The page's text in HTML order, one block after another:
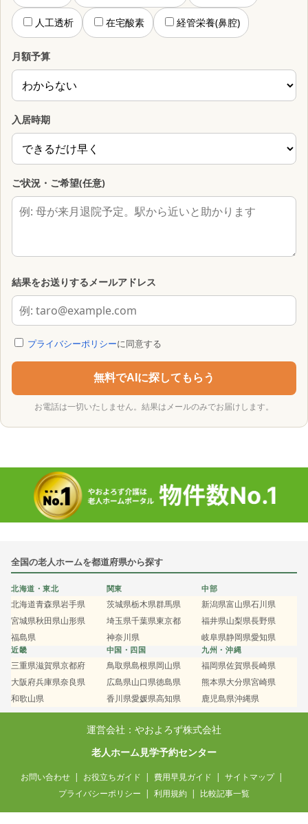
人工透析 在宅酸素 経管栄養(鼻腔)
月額予算
入居時期
ご状況・ご希望(任意)
結果をお送りするメールアドレス
プライバシーポリシーに同意する
無料でAIに探してもらう
お電話は一切いたしません。結果はメールのみでお届けします。
全国の老人ホームを都道府県から探す
北海道・東北
北海道青森県岩手県
宮城県秋田県山形県
福島県
関東
茨城県栃木県群馬県
埼玉県千葉県東京都
神奈川県
中部
新潟県富山県石川県
福井県山梨県長野県
岐阜県静岡県愛知県
近畿
三重県滋賀県京都府
大阪府兵庫県奈良県
和歌山県
中国・四国
鳥取県島根県岡山県
広島県山口県徳島県
香川県愛媛県高知県
九州・沖縄
福岡県佐賀県長崎県
熊本県大分県宮崎県
鹿児島県沖縄県
運営会社：やおよろず株式会社
老人ホーム見学予約センター
お問い合わせ お役立ちガイド 費用早見ガイド
サイトマップ
プライバシーポリシー
利用規約 比較記事一覧